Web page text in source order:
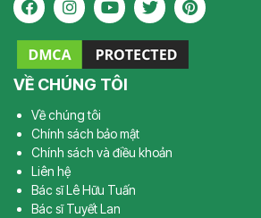
VỀ CHÚNG TÔI
Về chúng tôi
Chính sách bảo mật
Chính sách và điều khoản
Liên hệ
Bác sĩ Lê Hữu Tuấn
Bác sĩ Tuyết Lan